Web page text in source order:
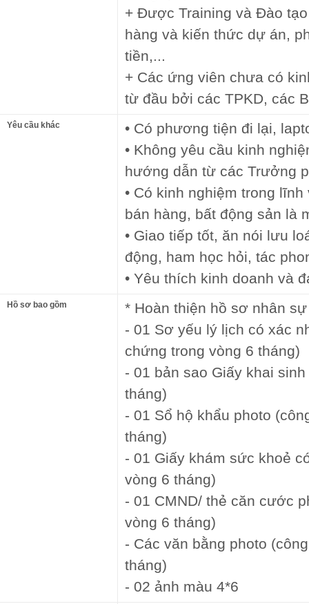
+ Được Training và Đào
hàng và kiến thức dự án,
tiền,...
+ Các ứng viên chưa có
từ đầu bởi các TPKD, các
Yêu cầu khác
• Có phương tiện đi lại,
• Không yêu cầu kinh
hướng dẫn từ các Trưởng
• Có kinh nghiệm trong
bán hàng, bất động sản là
• Giao tiếp tốt, ăn nói lưu
động, ham học hỏi, tác
• Yêu thích kinh doanh và
Hồ sơ bao gồm
* Hoàn thiện hồ sơ nhân
- 01 Sơ yếu lý lịch có xác
chứng trong vòng 6 tháng)
- 01 bản sao Giấy khai
tháng)
- 01 Sổ hộ khẩu photo
tháng)
- 01 Giấy khám sức khoẻ
vòng 6 tháng)
- 01 CMND/ thẻ căn cước
vòng 6 tháng)
- Các văn bằng photo
tháng)
- 02 ảnh màu 4*6